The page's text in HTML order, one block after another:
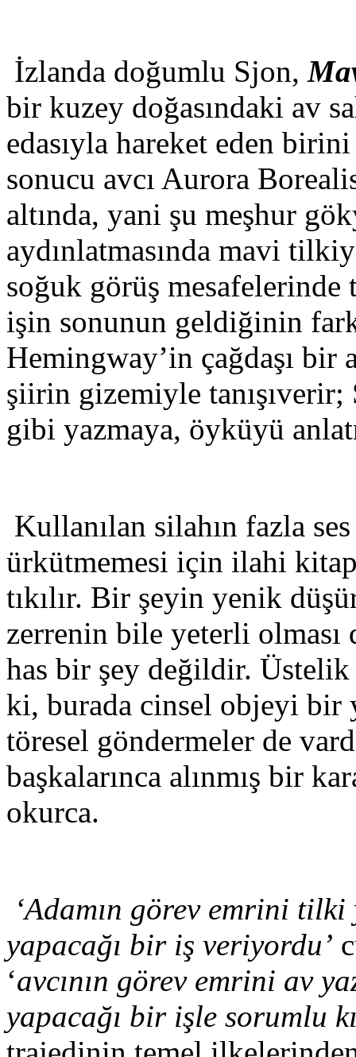
İzlanda doğumlu Sjon,
bir kuzey doğasındaki av
edasıyla hareket eden
sonucu avcı Aurora
altında, yani şu meşhur
aydınlatmasında mavi
soğuk görüş
işin sonunun geldiğinin
Hemingway’in çağdaşı
şiirin gizemiyle tanışıverir;
gibi yazmaya, öyküyü
Kullanılan silahın fazla ses
ürkütmemesi için ilahi
tıkılır. Bir şeyin yenik
zerrenin bile yeterli
has bir şey değildir. Üstelik
ki, burada cinsel objeyi bir
töresel göndermeler de
başkalarınca alınmış bir
okurca.
‘Adamın görev emrini
yapacağı bir iş veriyordu’
‘avcının görev emrini av
yapacağı bir işle sorumlu